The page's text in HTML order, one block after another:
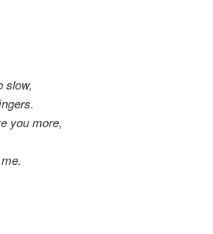
slow,
you more,